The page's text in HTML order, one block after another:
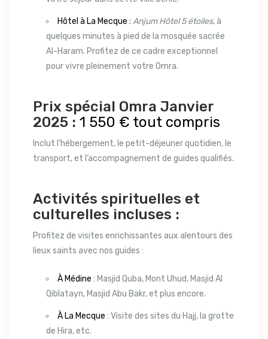
Hôtel à La Mecque : Anjum Hôtel 5 étoiles, à
quelques minutes à pied de la mosquée sacrée
Al-Haram. Profitez de ce cadre exceptionnel
pour vivre pleinement votre Omra.
Prix spécial Omra Janvier
2025 : 1 550 € tout compris
Inclut l’hébergement, le petit-déjeuner quotidien, le
transport, et l’accompagnement de guides qualifiés.
Activités spirituelles et
culturelles incluses :
Profitez de visites enrichissantes aux alentours des
lieux saints avec nos guides :
À Médine : Masjid Quba, Mont Uhud, Masjid Al
Qiblatayn, Masjid Abu Bakr, et plus encore.
À La Mecque : Visite des sites du Hajj, la grotte
de Hira, etc.